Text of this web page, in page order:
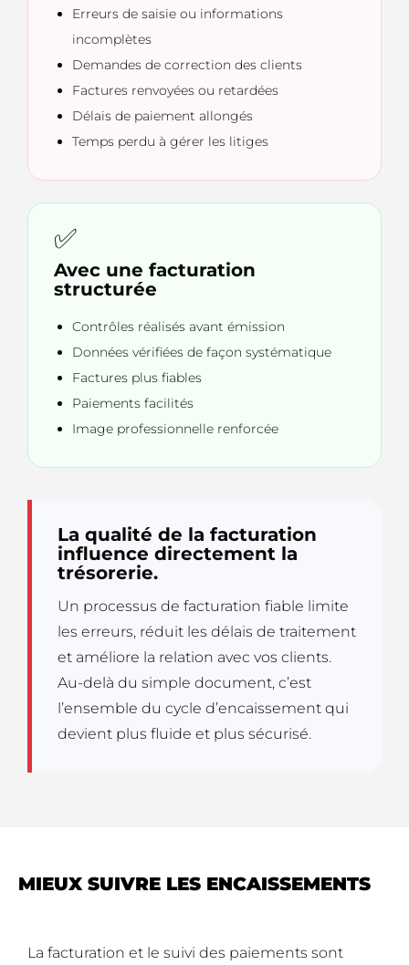
Erreurs de saisie ou informations
incomplètes
Demandes de correction des clients
Factures renvoyées ou retardées
Délais de paiement allongés
Temps perdu à gérer les litiges
✅
Avec une facturation
structurée
Contrôles réalisés avant émission
Données vérifiées de façon systématique
Factures plus fiables
Paiements facilités
Image professionnelle renforcée
La qualité de la facturation
influence directement la
trésorerie.
Un processus de facturation fiable limite
les erreurs, réduit les délais de traitement
et améliore la relation avec vos clients.
Au-delà du simple document, c’est
l’ensemble du cycle d’encaissement qui
devient plus fluide et plus sécurisé.
MIEUX SUIVRE LES ENCAISSEMENTS
La facturation et le suivi des paiements sont